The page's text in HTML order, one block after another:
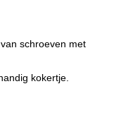
schroeven met
kokertje.